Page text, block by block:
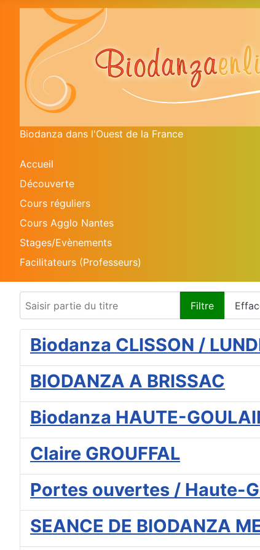
Biodanza dans l'Ouest de la France
Accueil
Découverte
Cours réguliers
Cours Agglo Nantes
Stages/Evènements
Facilitateurs (Professeurs)
Filtre
Biodanza CLISSON /
BIODANZA A BRISSAC
Biodanza HAUTE-
Claire GROUFFAL
Portes ouvertes / Haute-
SEANCE DE BIODANZA